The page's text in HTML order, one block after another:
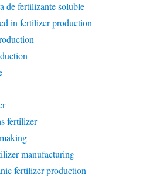
de fertilizante soluble
in fertilizer production
fertilizer
manufacturing
fertilizer production